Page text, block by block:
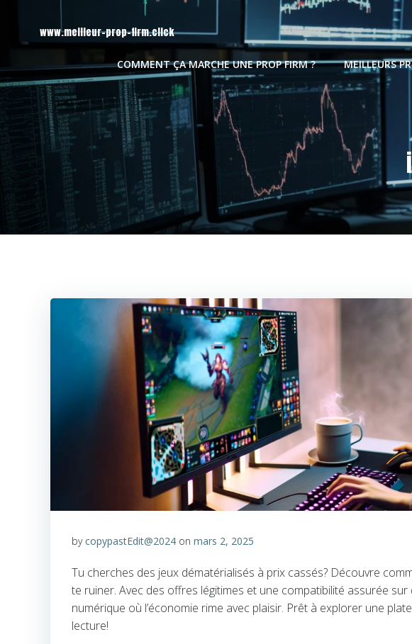
contenu
www.meilleur-prop-firm.click
COMMENT ÇA MARCHE UNE PROP FIRM ? MEILLEURS
bycopypastEdit@2024 on mars 2, 2025
Tu cherches des jeux dématérialisés à prix cassés? Découvre
te ruiner. Avec des offres légitimes et une compatibilité assurée
numérique où l’économie rime avec plaisir. Prêt à explorer une
lecture!